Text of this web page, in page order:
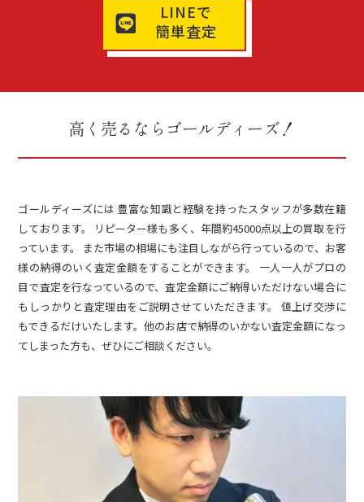
LINEで
簡単査定
高く売るならゴールディーズ！
ゴールディーズには 豊富な知識と経験を持ったスタッフが多数在籍
しております。 リピーター様も多く、年間約45000点以上の買取を行
っています。 また市場の相場にも注目しながら行っているので、お客
様の納得のいく査定金額をすることができます。 一人一人がプロの
目で査定を行なっているので、査定金額にご納得いただけない場合に
もしっかりと査定理由をご説明させていただきます。 値上げ交渉に
もできるだけいたします。他のお店で納得のいかない査定金額になっ
てしまった方も、ぜひにご相談ください。